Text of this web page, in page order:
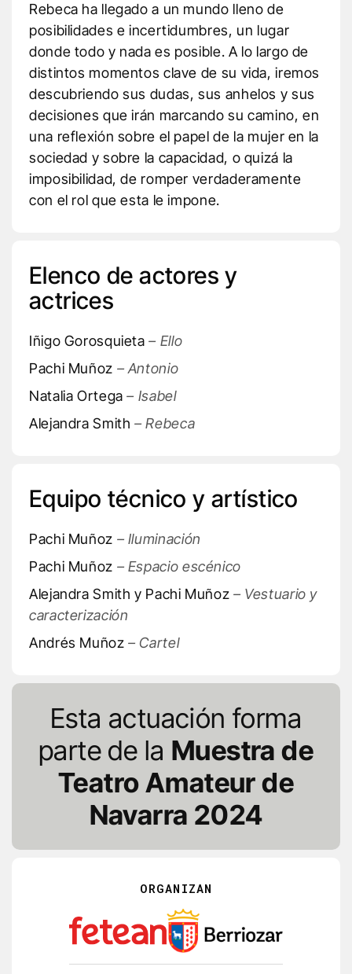
Rebeca ha llegado a un mundo lleno de
posibilidades e incertidumbres, un lugar
donde todo y nada es posible. A lo largo de
distintos momentos clave de su vida, iremos
descubriendo sus dudas, sus anhelos y sus
decisiones que irán marcando su camino, en
una reflexión sobre el papel de la mujer en la
sociedad y sobre la capacidad, o quizá la
imposibilidad, de romper verdaderamente
con el rol que esta le impone.
Elenco de actores y
actrices
Iñigo Gorosquieta – Ello
Pachi Muñoz – Antonio
Natalia Ortega – Isabel
Alejandra Smith – Rebeca
Equipo técnico y artístico
Pachi Muñoz – Iluminación
Pachi Muñoz – Espacio escénico
Alejandra Smith y Pachi Muñoz – Vestuario y
caracterización
Andrés Muñoz – Cartel
Esta actuación forma
parte de la Muestra de
Teatro Amateur de
Navarra 2024
ORGANIZAN